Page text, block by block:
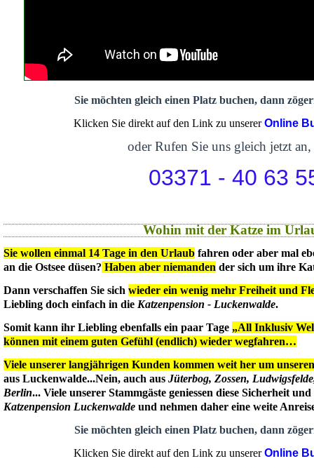
Sie möchten gleich einen Platz buchen, dann
Klicken Sie direkt auf den Link zu unsererOnline
oder Rufen Sie uns gleich jetzt an,
03371 - 40 63
Wohin mit der Katze im
Sie wollen einmal 14 Tage in den Urlaub fahren oder aber mal
an die Ostsee düsen? Haben aber niemanden der sich um ihre
Dann verschaffen Sie sich wieder ein wenig mehr Freiheit und
Liebling doch einfach in die Katzenpension - Luckenwalde.
Somit kann ihr Liebling ebenfalls ein paar Tage „All Inklusiv
können mit einem guten Gefühl (endlich) wieder wegfahren…
Viele unserer langjährigen Kunden kommen weit her um
aus Luckenwalde...Nein, auch aus Jüterbog, Zossen,
Berlin... Viele unserer Stammgäste geniessen diese Sicherheit
Katzenpension Luckenwalde und nehmen daher eine weite
Sie möchten gleich einen Platz buchen, dann
Klicken Sie direkt auf den Link zu unsererOnline